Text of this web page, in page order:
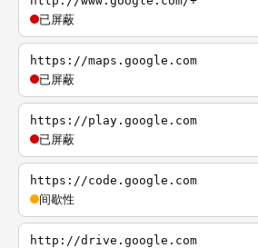
已屏蔽
https://maps.google.com
已屏蔽
https://play.google.com
已屏蔽
https://code.google.com
间歇性
http://drive.google.com